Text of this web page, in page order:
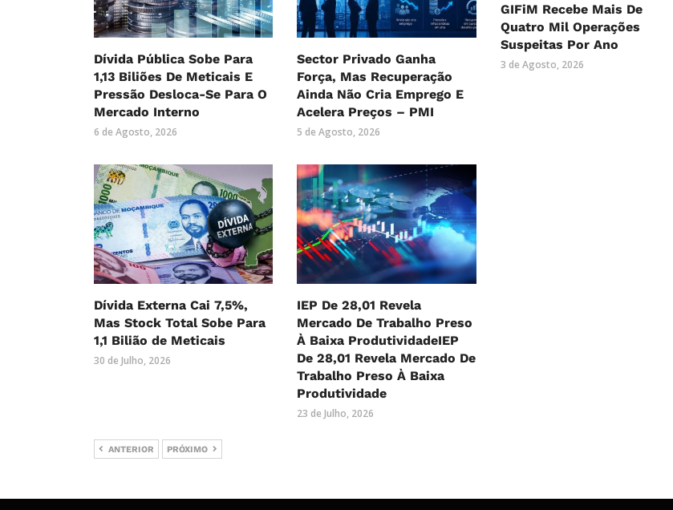
Dívida Pública Sobe Para
1,13 Biliões De Meticais E
Pressão Desloca-Se Para O
Mercado Interno
6 de Agosto, 2026
Sector Privado Ganha
Força, Mas Recuperação
Ainda Não Cria Emprego E
Acelera Preços – PMI
5 de Agosto, 2026
GIFiM Recebe Mais De
Quatro Mil Operações
Suspeitas Por Ano
3 de Agosto, 2026
Dívida Externa Cai 7,5%,
Mas Stock Total Sobe Para
1,1 Bilião de Meticais
30 de Julho, 2026
IEP De 28,01 Revela
Mercado De Trabalho Preso
À Baixa ProdutividadeIEP
De 28,01 Revela Mercado De
Trabalho Preso À Baixa
Produtividade
23 de Julho, 2026
ANTERIOR PRÓXIMO